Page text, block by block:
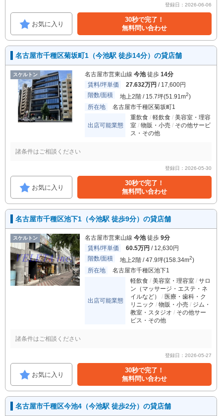
登録日：2026-06-06
お気に入り
30秒で完了！
無料問い合わせ
名古屋市千種区菊坂町1（今池駅 徒歩14分）の貸店舗
スケルトン 名古屋市営東山線 今池徒歩 14分
賃料/坪単価
27.632万円 / 17,600円
階数/面積
地上2階 / 15.7坪(51.91m2)
所在地
名古屋市千種区菊坂町1
出店可能業態
重飲食 軽飲食
美容室・理容
室
物販・小売
その他サービ
ス・その他
諸条件はご相談ください
登録日：2026-05-30
お気に入り
30秒で完了！
無料問い合わせ
名古屋市千種区池下1（今池駅 徒歩9分）の貸店舗
スケルトン 名古屋市営東山線 今池徒歩 9分
賃料/坪単価
60.5万円 / 12,630円
階数/面積
地上2階 / 47.9坪(158.34m2)
所在地
名古屋市千種区池下1
出店可能業態
軽飲食 美容室・理容室
サロ
ン（マッサージ・エステ・ネ
イルなど）
医療・歯科・ク
リニック
物販・小売
ジム・
教室・スタジオ
その他サー
ビス・その他
諸条件はご相談ください
登録日：2026-05-27
お気に入り
30秒で完了！
無料問い合わせ
名古屋市千種区今池4（今池駅 徒歩2分）の貸店舗